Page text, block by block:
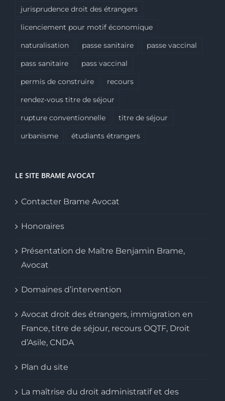
jurisprudence droit des étrangers
licenciement pour motif économique
naturalisation
passe sanitaire
passe vaccinal
pass sanitaire
pass vaccinal
permis de construire
recours
rendez-vous titre de séjour
rupture conventionnelle
titre de séjour
urbanisme
étudiants étrangers
LE SITE BRAME AVOCAT
Contacter Brame Avocat
Honoraires
Présentation de Maître Benjamin Brame,
Avocat
Domaines d’intervention
Avocat droit des étrangers, immigration en
France, titre de séjour, recours OQTF, Droit
d’Asile, CNDA
Plan du site
La maîtrise du droit administratif et des